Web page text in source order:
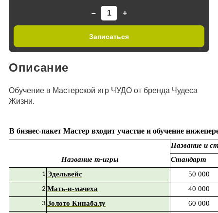
– +
Записаться
Описание
Обучение в Мастерской игр ЧУДО от бренда Чудеса
Жизни.
В бизнес-пакет Мастер входит участие и обучение
Название т-игры
Название и
Стандарт
1 Эдельвейс 50 000
2 Мать-и-мачеха 40 000
3 Золото Кинабалу 60 000